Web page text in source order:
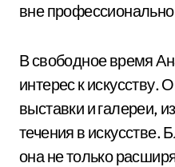
вне
В свободное время
интерес к искусству.
выставки и галереи,
течения в искусстве.
она не только